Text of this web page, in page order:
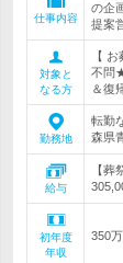
仕事内容
の企
提案
対象と
なる方
【
不問
＆復
勤務地
転勤
森県
給与
【
初年度
年収
350